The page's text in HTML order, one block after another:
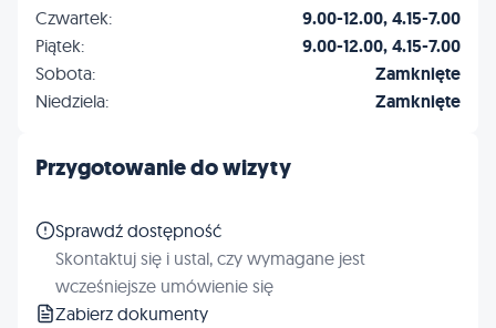
Czwartek: 9.00-12.00, 4.15-7.00
Piątek: 9.00-12.00, 4.15-7.00
Sobota: Zamknięte
Niedziela: Zamknięte
Przygotowanie do wizyty
Sprawdź dostępność
Skontaktuj się i ustal, czy wymagane jest
wcześniejsze umówienie się
Zabierz dokumenty